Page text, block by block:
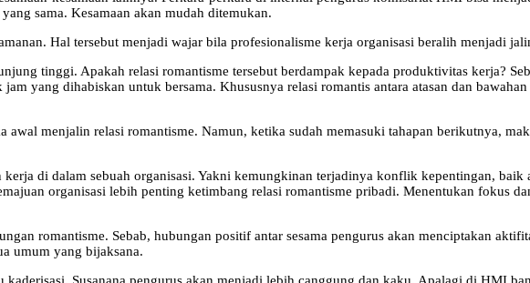
sama. Kesamaan akan mudah ditemukan.
Hal tersebut menjadi wajar bila profesionalisme kerja organisasi beralih menjadi
tinggi. Apakah relasi romantisme tersebut berdampak kepada produktivitas kerja?
yang dihabiskan untuk bersama. Khususnya relasi romantis antara atasan dan
menjalin relasi romantisme. Namun, ketika sudah memasuki tahapan berikutnya,
di dalam sebuah organisasi. Yakni kemungkinan terjadinya konflik kepentingan,
organisasi lebih penting ketimbang relasi romantisme pribadi. Menentukan fokus
romantisme. Sebab, hubungan positif antar sesama pengurus akan menciptakan
umum yang bijaksana.